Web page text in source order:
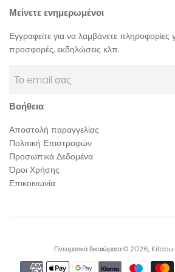
Μείνετε ενημερωμένοι
Εγγραφείτε για να λαμβάνετε πληροφορίες
προσφορές, εκδηλώσεις κλπ.
Βοήθεια
Αποστολή παραγγελίας
Πολιτική Επιστροφών
Προσωπικά Δεδομένα
Όροι Χρήσης
Επικοινωνία
Πνευματικά δικαιώματα © 2026, Kitabu
Εικονίδια